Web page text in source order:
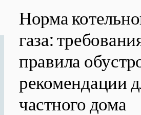
Норма
газа:
правила
рекомендации
частного дома